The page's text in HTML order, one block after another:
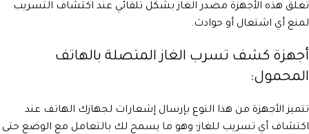
تُغلق هذه الأجهزة مصدر الغاز بشكل تلقائي عند اكتشاف التسريب
لمنع أي اشتعال أو حوادث.
أجهزة كشف تسرب الغاز المتصلة بالهاتف
المحمول:
تتميز الأجهزة من هذا النوع بإرسال إشعارات لجهازك الهاتف عند
اكتشاف أي تسريب للغاز؛ وهو ما يسمح لك بالتعامل مع الوضع حتى